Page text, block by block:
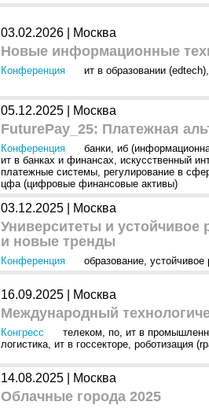
03.02.2026 | Москва
Новые информационные
Конференция ит в образовании (edtech)
05.12.2025 | Москва
FuturePay_25: Платежная
Конференция банки, иб
ит в банках и финансах, искусственный
платежные системы, регулирование в
цфа (цифровые финансовые активы)
03.12.2025 | Москва
Университеты и устойчивое
и новые тренды
Конференция образование, устойчивое
16.09.2025 | Москва
Международный
Конгресс телеком, по, ит в
логистика, ит в госсекторе, роботизация
14.08.2025 | Москва
Облачные города 2025